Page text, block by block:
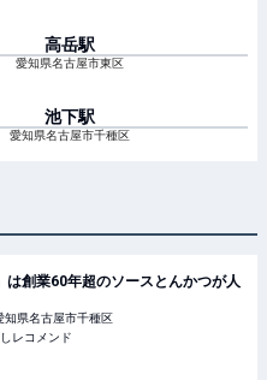
高岳駅
愛知県名古屋市東区
池下駅
愛知県名古屋市千種区
は創業60年超のソースとんかつが人
知県名古屋市千種区
レコメンド